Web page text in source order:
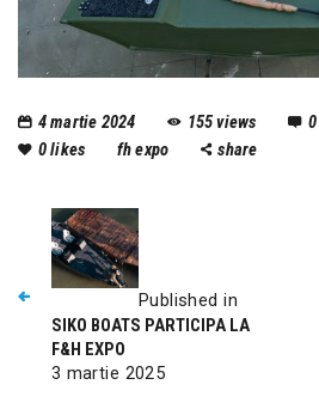
4 martie 2024 155views 0
0likes fh expo share
Published in
SIKO BOATS PARTICIPA LA
F&H EXPO
3 martie 2025